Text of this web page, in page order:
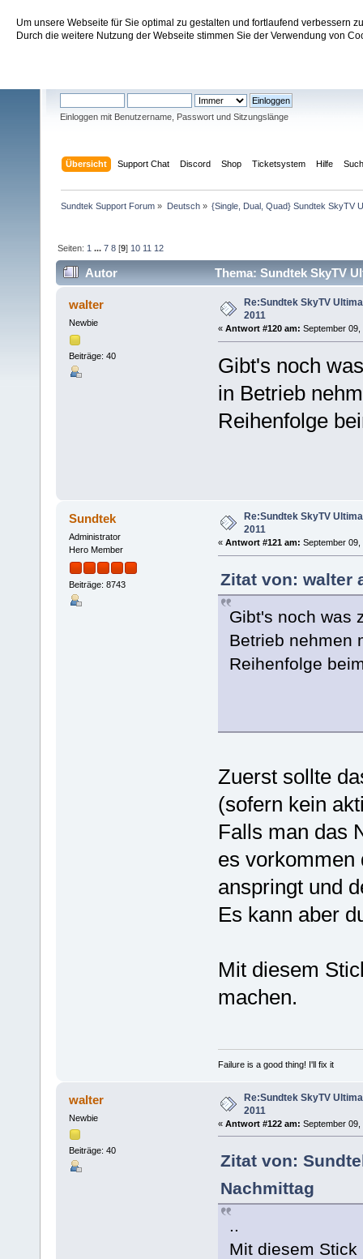
Um unsere Webseite für Sie optimal zu gestalten und fortlaufend verbessern
Durch die weitere Nutzung der Webseite stimmen Sie der Verwendung von
Sundtek Support Forum
Einloggen mit Benutzername, Passwort und Sitzungslänge
Übersicht Support Chat Discord Shop Ticketsystem Hilfe
Sundtek Support Forum » Deutsch» {Single, Dual, Quad} Sundtek SkyTV
Seiten: 1 ...7 8 [9] 10 11 12
Autor Thema: Sundtek SkyTV
walter
Newbie
Beiträge: 40
Re:Sundtek SkyTV
2011
« Antwort #120 am: September 09,
Gibt's noch
in Betrieb
Reihenfolge
Sundtek
Administrator
Hero Member
Beiträge: 8743
Re:Sundtek SkyTV
2011
« Antwort #121 am: September 09,
Zitat von: walter
Gibt's noch was
Betrieb nehmen
Reihenfolge
Zuerst sollte
(sofern kein
Falls man das
es vorkommen
anspringt und
Es kann aber
Mit diesem
machen.
Failure is a good thing! I'll fix it
walter
Newbie
Beiträge: 40
Re:Sundtek SkyTV
2011
« Antwort #122 am: September 09,
Zitat von:
Nachmittag
..
Mit diesem